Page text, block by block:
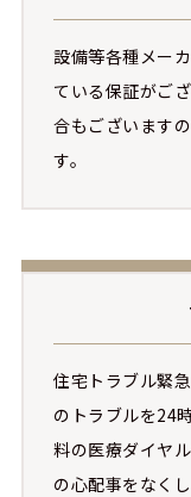
設備等各種メー
ている保証がご
合もございます
す。
住宅トラブル緊
のトラブルを24
料の医療ダイヤ
の心配事をなくし